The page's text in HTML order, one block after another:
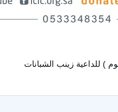
) للداعية زينب الشبانات